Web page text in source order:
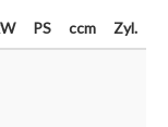
PS ccm Zyl.